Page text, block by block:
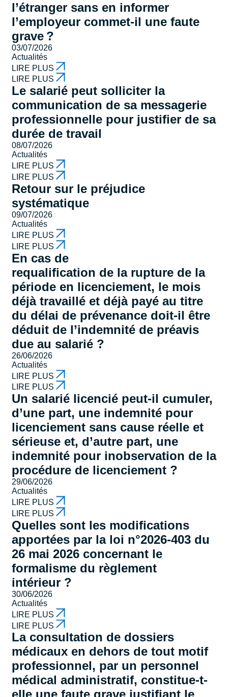
l’étranger sans en informer
l’employeur commet-il une faute
grave ?
03/07/2026
Actualités
LIRE PLUS
LIRE PLUS
Le salarié peut solliciter la
communication de sa messagerie
professionnelle pour justifier de sa
durée de travail
08/07/2026
Actualités
LIRE PLUS
LIRE PLUS
Retour sur le préjudice
systématique
09/07/2026
Actualités
LIRE PLUS
LIRE PLUS
En cas de
requalification de la rupture de la
période en licenciement, le mois
déjà travaillé et déjà payé au titre
du délai de prévenance doit-il être
déduit de l’indemnité de préavis
due au salarié ?
26/06/2026
Actualités
LIRE PLUS
LIRE PLUS
Un salarié licencié peut-il cumuler,
d’une part, une indemnité pour
licenciement sans cause réelle et
sérieuse et, d’autre part, une
indemnité pour inobservation de la
procédure de licenciement ?
29/06/2026
Actualités
LIRE PLUS
LIRE PLUS
Quelles sont les modifications
apportées par la loi n°2026-403 du
26 mai 2026 concernant le
formalisme du règlement
intérieur ?
30/06/2026
Actualités
LIRE PLUS
LIRE PLUS
La consultation de dossiers
médicaux en dehors de tout motif
professionnel, par un personnel
médical administratif, constitue-t-